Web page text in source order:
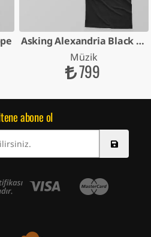
Asking Alexandria Black Label
Müzik
799
abone ol